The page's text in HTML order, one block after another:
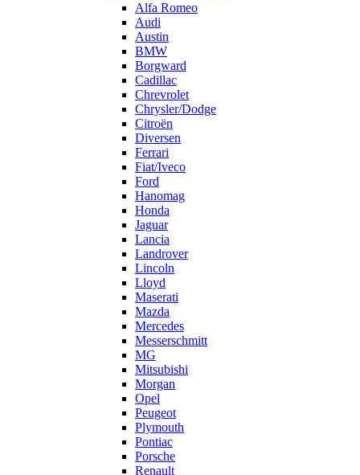
Alfa Romeo
Audi
Austin
BMW
Borgward
Cadillac
Chrevrolet
Chrysler/Dodge
Citroën
Diversen
Ferrari
Fiat/Iveco
Ford
Hanomag
Honda
Jaguar
Lancia
Landrover
Lincoln
Lloyd
Maserati
Mazda
Mercedes
Messerschmitt
MG
Mitsubishi
Morgan
Opel
Peugeot
Plymouth
Pontiac
Porsche
Renault